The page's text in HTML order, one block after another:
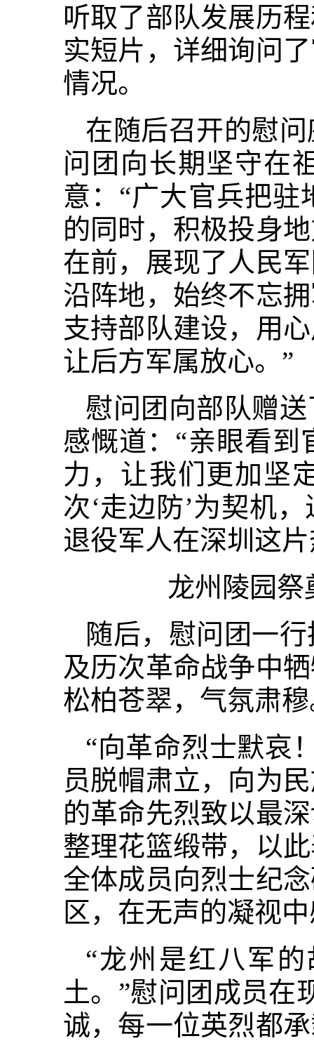
听取了部队发展历
实短片，详细询问
情况。
在随后召开的慰
问团向长期坚守在
意：“广大官兵把
的同时，积极投身
在前，展现了人民
沿阵地，始终不忘
支持部队建设，用
让后方军属放心。”
慰问团向部队赠
感慨道：“亲眼看
力，让我们更加坚
次‘走边防’为契机
退役军人在深圳这
龙州陵园祭
随后，慰问团一
及历次革命战争中
松柏苍翠，气氛肃
“向革命烈士默哀
员脱帽肃立，向为
的革命先烈致以最
整理花篮缎带，以
全体成员向烈士纪
区，在无声的凝视
“龙州是红八军
土。”慰问团成员在
诚，每一位英烈都